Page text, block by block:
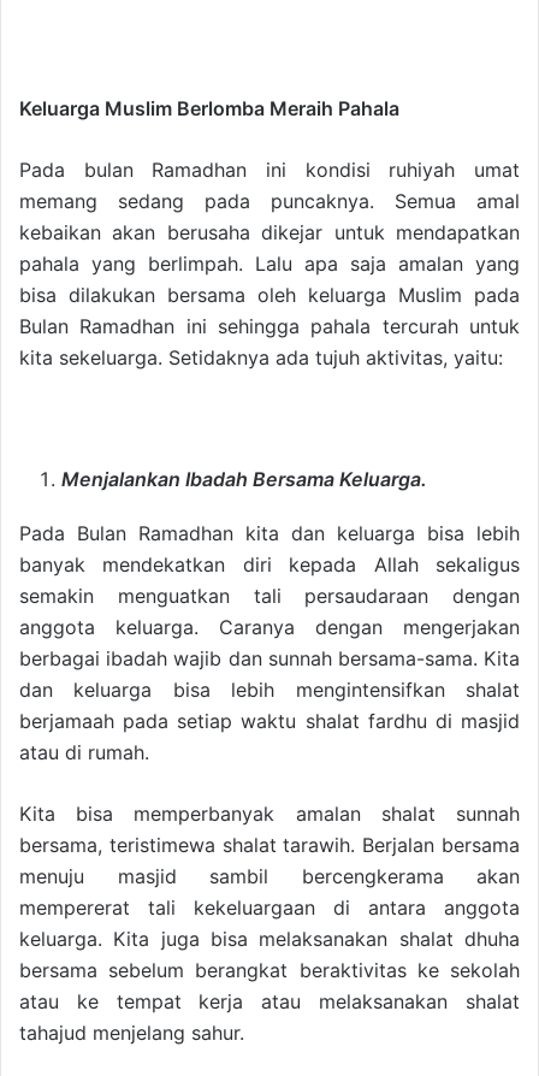
Keluarga Muslim Berlomba Meraih Pahala
Pada bulan Ramadhan ini kondisi ruhiyah umat
memang sedang pada puncaknya. Semua amal
kebaikan akan berusaha dikejar untuk mendapatkan
pahala yang berlimpah. Lalu apa saja amalan yang
bisa dilakukan bersama oleh keluarga Muslim pada
Bulan Ramadhan ini sehingga pahala tercurah untuk
kita sekeluarga. Setidaknya ada tujuh aktivitas, yaitu:
Menjalankan Ibadah Bersama Keluarga.
Pada Bulan Ramadhan kita dan keluarga bisa lebih
banyak mendekatkan diri kepada Allah sekaligus
semakin menguatkan tali persaudaraan dengan
anggota keluarga. Caranya dengan mengerjakan
berbagai ibadah wajib dan sunnah bersama-sama. Kita
dan keluarga bisa lebih mengintensifkan shalat
berjamaah pada setiap waktu shalat fardhu di masjid
atau di rumah.
Kita bisa memperbanyak amalan shalat sunnah
bersama, teristimewa shalat tarawih. Berjalan bersama
menuju masjid sambil bercengkerama akan
mempererat tali kekeluargaan di antara anggota
keluarga. Kita juga bisa melaksanakan shalat dhuha
bersama sebelum berangkat beraktivitas ke sekolah
atau ke tempat kerja atau melaksanakan shalat
tahajud menjelang sahur.